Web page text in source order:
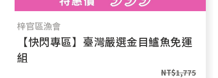
梓官區漁會
【快閃專區】臺灣嚴選金目鱸魚免運
組
NT$1,775